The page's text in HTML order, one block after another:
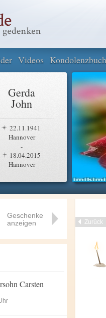
Videos Kondolenzbuch
Gerda
John
22.11.1941
Hannover
-
18.04.2015
Hannover
Zurück
Geschenke
anzeigen
Carsten